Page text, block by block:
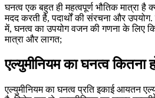
घनत्व एक बहुत ही महत्वपूर्ण भौतिक मात्रा
मदद करती है, पदार्थों की संरचना और उपयोग.
में, घनत्व का उपयोग वजन की गणना के लिए
मात्रा और लागत;
एल्युमीनियम का घनत्व कितना
एल्युमीनियम का घनत्व प्रति इकाई आयतन